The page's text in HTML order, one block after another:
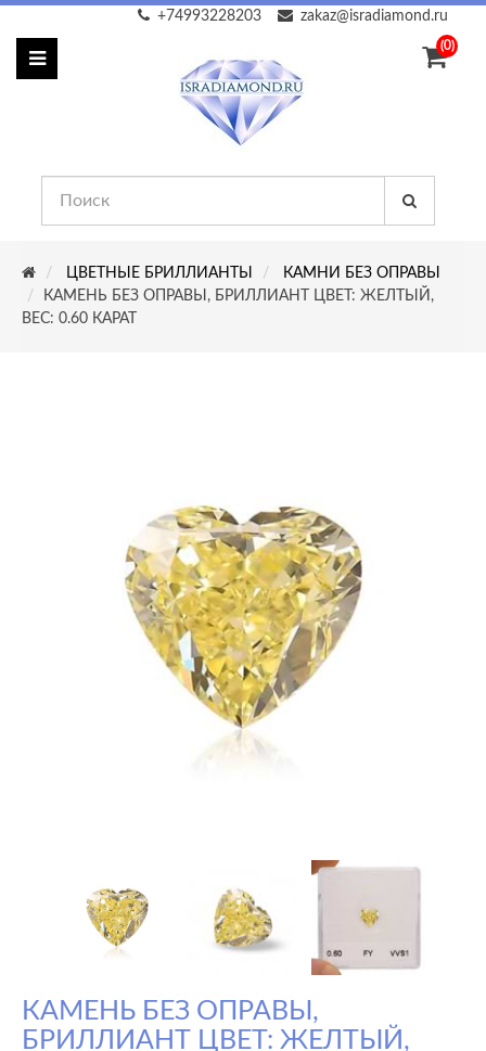
zakaz@isradiamond.ru
+74993228203
(0)
ЦВЕТНЫЕ БРИЛЛИАНТЫ
КАМНИ БЕЗ ОПРАВЫ
КАМЕНЬ БЕЗ ОПРАВЫ, БРИЛЛИАНТ ЦВЕТ: ЖЕЛТЫЙ,
ВЕС: 0.60 КАРАТ
КАМЕНЬ БЕЗ ОПРАВЫ,
БРИЛЛИАНТ ЦВЕТ: ЖЕЛТЫЙ,